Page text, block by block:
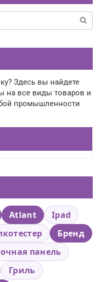
Здесь вы найдете
на все виды товаров и
промышленности
Atlant
Ipad
Бренд
панель
Гриль